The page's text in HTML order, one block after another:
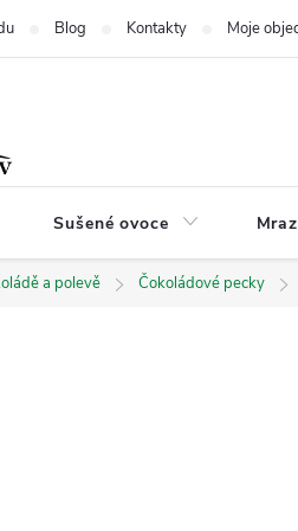
Blog Kontakty Moje
Sušené ovoce
a polevě Čokoládové pecky